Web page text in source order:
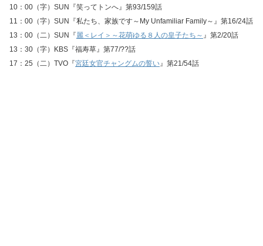
10：00（字）SUN『笑ってトンへ』第93/159話
11：00（字）SUN『私たち、家族です～My Unfamiliar Family～』第16/24話
13：00（二）SUN『麗＜レイ＞～花萌ゆる８人の皇子たち～ 』第2/20話
13：30（字）KBS『福寿草』第77/??話
17：25（二）TVO『宮廷女官チャングムの誓い』第21/54話